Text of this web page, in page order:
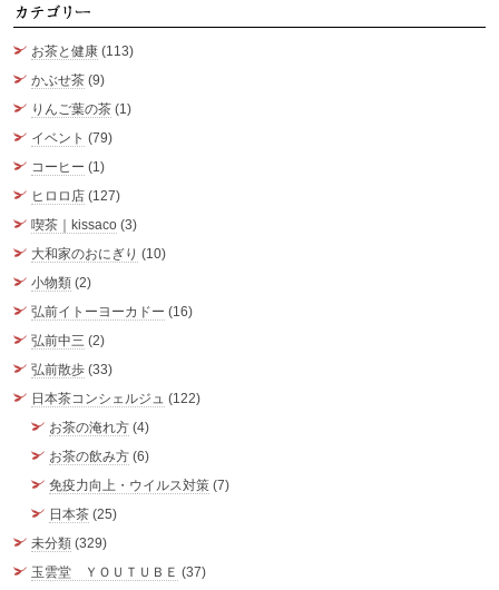
お茶と健康 (113)
かぶせ茶 (9)
りんご葉の茶 (1)
イベント (79)
コーヒー (1)
ヒロロ店 (127)
喫茶｜kissaco (3)
大和家のおにぎり (10)
小物類 (2)
弘前イトーヨーカドー (16)
弘前中三 (2)
弘前散歩 (33)
日本茶コンシェルジュ (122)
お茶の淹れ方 (4)
お茶の飲み方 (6)
免疫力向上・ウイルス対策 (7)
日本茶 (25)
未分類 (329)
玉雲堂 ＹＯＵＴＵＢＥ (37)